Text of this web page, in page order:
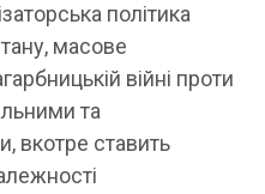
політика
масове
війні проти
та
вкотре ставить